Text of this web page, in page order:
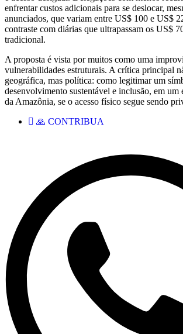
enfrentar custos adicionais para se deslocar,
anunciados, que variam entre US$ 100 e US$
contraste com diárias que ultrapassam os US$
tradicional.
A proposta é vista por muitos como uma
vulnerabilidades estruturais. A crítica principal
geográfica, mas política: como legitimar um
desenvolvimento sustentável e inclusão, em um
da Amazônia, se o acesso físico segue sendo
🙏 CONTRIBUA